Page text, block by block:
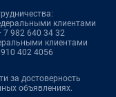
клиентами
7 982 640 34 32
клиентами
402 4056
за достоверность
объявлениях.